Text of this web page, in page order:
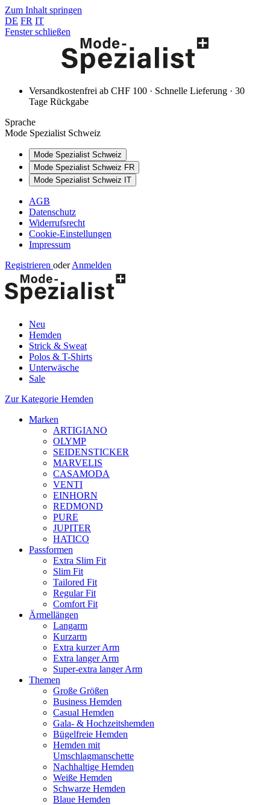
Zum Inhalt springen
DE FR IT
Fenster schließen
Versandkostenfrei ab CHF 100 · Schnelle Lieferung · 30
Tage Rückgabe
Sprache
Mode Spezialist Schweiz
Mode Spezialist Schweiz
Mode Spezialist Schweiz FR
Mode Spezialist Schweiz IT
AGB
Datenschutz
Widerrufsrecht
Cookie-Einstellungen
Impressum
Registrieren oder Anmelden
Neu
Hemden
Strick & Sweat
Polos & T-Shirts
Unterwäsche
Sale
Zur Kategorie Hemden
Marken
ARTIGIANO
OLYMP
SEIDENSTICKER
MARVELIS
CASAMODA
VENTI
EINHORN
REDMOND
PURE
JUPITER
HATICO
Passformen
Extra Slim Fit
Slim Fit
Tailored Fit
Regular Fit
Comfort Fit
Ärmellängen
Langarm
Kurzarm
Extra kurzer Arm
Extra langer Arm
Super-extra langer Arm
Themen
Große Größen
Business Hemden
Casual Hemden
Gala- & Hochzeitshemden
Bügelfreie Hemden
Hemden mit
Umschlagmanschette
Nachhaltige Hemden
Weiße Hemden
Schwarze Hemden
Blaue Hemden